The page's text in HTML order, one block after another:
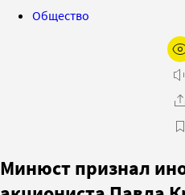
Общество
Минюст признал